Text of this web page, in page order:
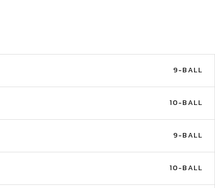
9-BALL
10-BALL
9-BALL
10-BALL